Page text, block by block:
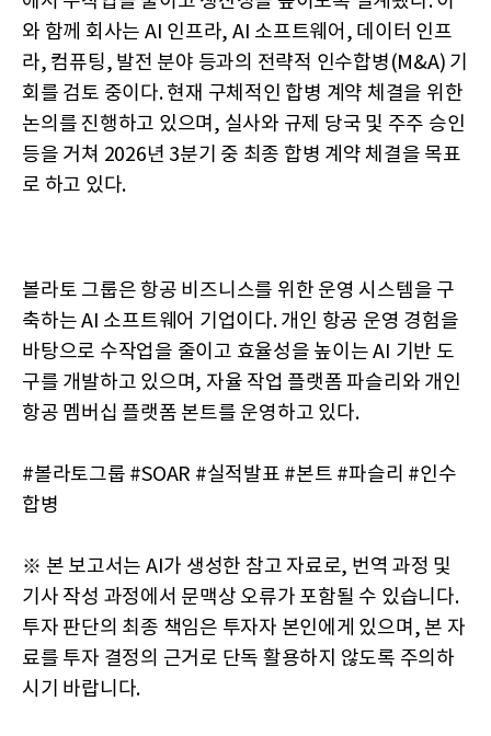
와 함께 회사는 AI 인프라, AI 소프트웨어, 데이터 인프
라, 컴퓨팅, 발전 분야 등과의 전략적 인수합병(M&A) 기
회를 검토 중이다. 현재 구체적인 합병 계약 체결을 위한
논의를 진행하고 있으며, 실사와 규제 당국 및 주주 승인
등을 거쳐 2026년 3분기 중 최종 합병 계약 체결을 목표
로 하고 있다.
볼라토 그룹은 항공 비즈니스를 위한 운영 시스템을 구
축하는 AI 소프트웨어 기업이다. 개인 항공 운영 경험을
바탕으로 수작업을 줄이고 효율성을 높이는 AI 기반 도
구를 개발하고 있으며, 자율 작업 플랫폼 파슬리와 개인
항공 멤버십 플랫폼 본트를 운영하고 있다.
#볼라토그룹 #SOAR #실적발표 #본트 #파슬리 #인수
합병
※ 본 보고서는 AI가 생성한 참고 자료로, 번역 과정 및
기사 작성 과정에서 문맥상 오류가 포함될 수 있습니다.
투자 판단의 최종 책임은 투자자 본인에게 있으며, 본 자
료를 투자 결정의 근거로 단독 활용하지 않도록 주의하
시기 바랍니다.